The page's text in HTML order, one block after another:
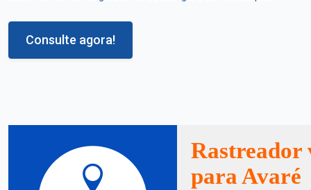
Consulte agora!
Rastreador
para Avaré